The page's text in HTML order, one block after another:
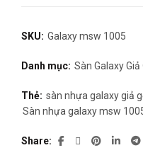
SKU: Galaxy msw 1005
Danh mục: Sàn Galaxy Giả
Thẻ: sàn nhựa galaxy giả
Sàn nhựa galaxy msw
Share